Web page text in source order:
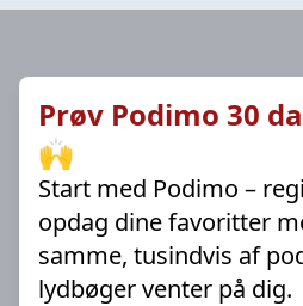
Prøv Podimo 30
🙌
Start med Podimo –
opdag dine favoritter
samme, tusindvis af
lydbøger venter på dig.